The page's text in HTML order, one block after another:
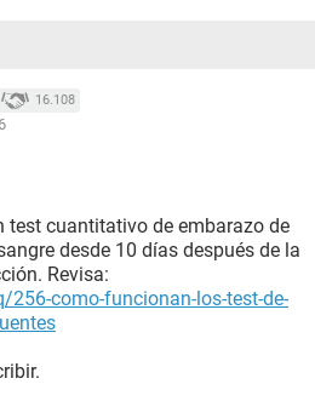
16.108
test cuantitativo de embarazo de
desde 10 días después de la
Revisa:
como-funcionan-los-test-de-